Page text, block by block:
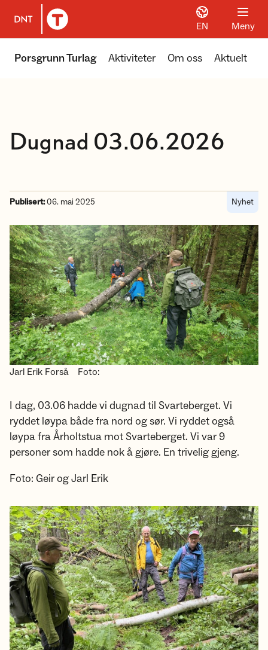
Til DNT.no forside
EN Meny
Porsgrunn Turlag Aktiviteter Om oss Aktuelt
Dugnad 03.06.2026
Publisert:06. mai 2025 Nyhet
Jarl Erik Forså Foto:
I dag, 03.06 hadde vi dugnad til Svarteberget. Vi
ryddet løypa både fra nord og sør. Vi ryddet også
løypa fra Årholtstua mot Svarteberget. Vi var 9
personer som hadde nok å gjøre. En trivelig gjeng.
Foto: Geir og Jarl Erik